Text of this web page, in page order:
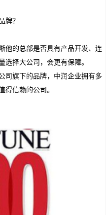
牌？
他的总部是否具有产品开发、连
选择大公司，会更有保障。
司旗下的品牌，中润企业拥有多
得信赖的公司。